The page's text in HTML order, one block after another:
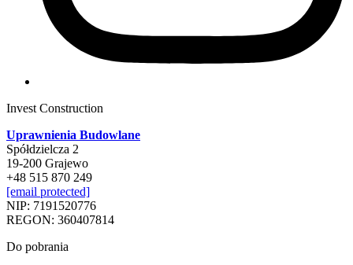
Invest Construction
Uprawnienia Budowlane
Spółdzielcza 2
19-200 Grajewo
+48 515 870 249
[email protected]
NIP: 7191520776
REGON: 360407814
Do pobrania